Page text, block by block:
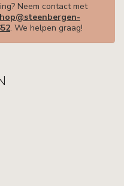
Neem contact met
. We helpen graag!